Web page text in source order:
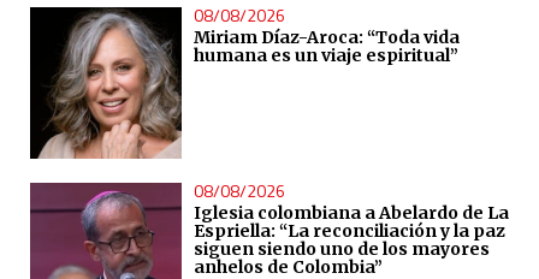
08/08/2026
Miriam Díaz-Aroca: “Toda vida
humana es un viaje espiritual”
08/08/2026
Iglesia colombiana a Abelardo de La
Espriella: “La reconciliación y la paz
siguen siendo uno de los mayores
anhelos de Colombia”